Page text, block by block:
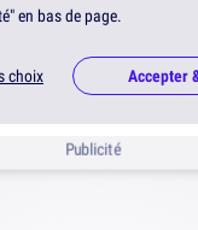
en bas de page.
choix Accepter
Publicité